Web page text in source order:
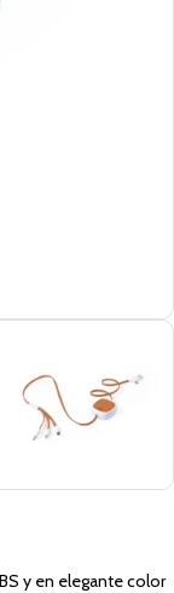
y en elegante color